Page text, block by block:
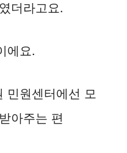
더라고요.
에요.
민원센터에선 모
아주는 편